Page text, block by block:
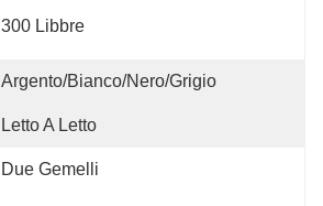
300 Libbre
Argento/bianco/nero/grigio
Letto A Letto
Due Gemelli